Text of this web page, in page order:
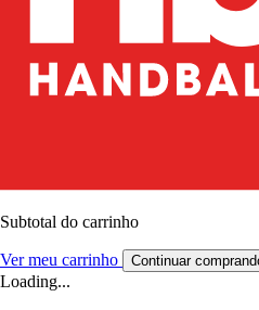
Subtotal do carrinho
Ver meu carrinho Continuar
Loading...